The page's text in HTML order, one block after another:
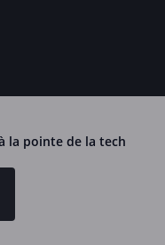
la pointe de la tech